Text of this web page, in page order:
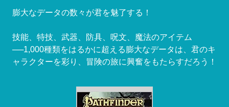
膨大なデータの数々が君を魅了する！
技能、特技、武器、防具、呪文、魔法のアイテム
──1,000種類をはるかに超える膨大なデータは、君のキ
ャラクターを彩り、冒険の旅に興奮をもたらすだろう！